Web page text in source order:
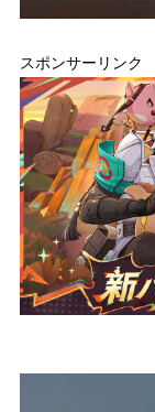
スポンサーリンク